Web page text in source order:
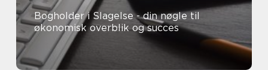
Bogholder i Slagelse - din nøgle til
økonomisk overblik og succes